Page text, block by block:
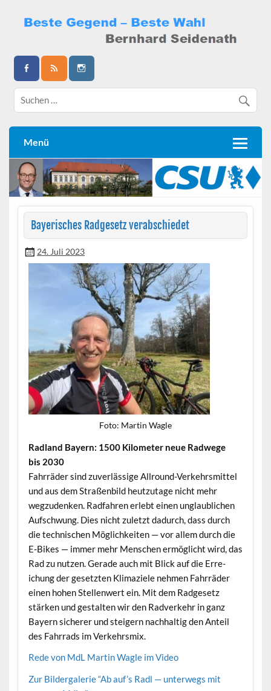
content
Bernhard Seidenath
Menü
Bayerisches Radgesetz verabschiedet
24. Juli 2023
Foto: Mar­tin Wagle
Rad­land Bay­ern: 1500 Kilo­me­ter neue Rad­wege
bis 2030
Fahrräder sind zuver­läs­sige All­round-Verkehrsmit­tel
und aus dem Straßen­bild heutzu­tage nicht mehr
wegzu­denken. Rad­fahren erlebt einen unglaublichen
Auf­schwung. Dies nicht zulet­zt dadurch, dass durch
die tech­nis­chen Möglichkeit­en — vor allem durch die
E‑Bikes — immer mehr Men­schen ermöglicht wird, das
Rad zu nutzen. Ger­ade auch mit Blick auf die Erre­
ichung der geset­zten Kli­maziele nehmen Fahrräder
einen hohen Stel­len­wert ein. Mit dem Radge­setz
stärken und gestal­ten wir den Rad­verkehr in ganz
Bay­ern sicher­er und steigern nach­haltig den Anteil
des Fahrrads im Verkehrsmix.
Rede von MdL Mar­tin Wagle im Video
Zur Bilder­ga­lerie “Ab auf’s Radl — unter­wegs mit